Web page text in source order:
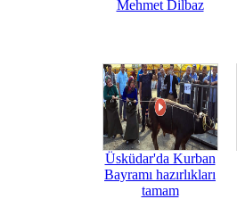
Mehmet Dilbaz
Üsküdar'da Kurban
Bayramı hazırlıkları
tamam